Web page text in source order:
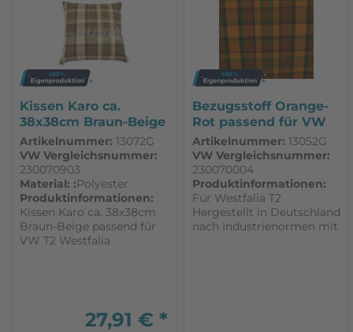
Kissen Karo ca.
38x38cm Braun-Beige
passend für...
Artikelnummer: 13072G
VW Vergleichsnummer:
230070903
Material: :Polyester
Produktinformationen:
Kissen Karo ca. 38x38cm
Braun-Beige passend für
VW T2 Westfalia
27,91 € *
Bezugsstoff Orange-
Rot passend für VW
T2 Westfalia
Artikelnummer: 13052G
VW Vergleichsnummer:
230070004
Produktinformationen:
Für Westfalia T2
Hergestellt in Deutschland
nach Industrienormen mit